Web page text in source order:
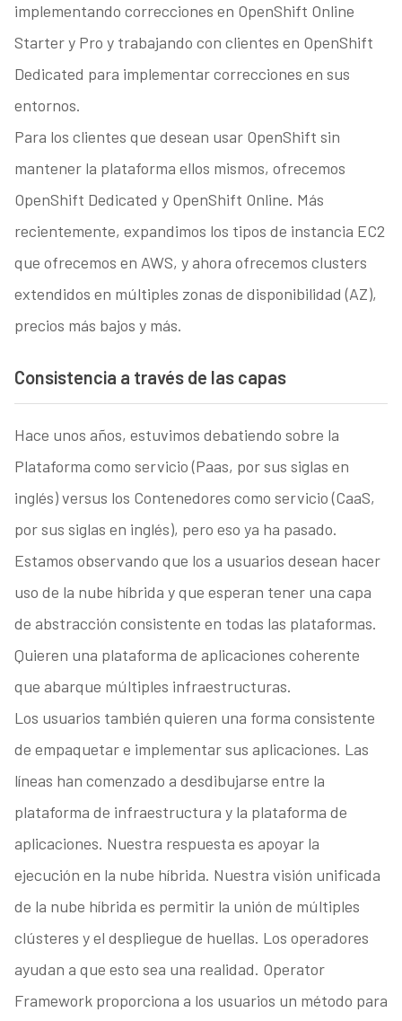
implementando correcciones en OpenShift Online
Starter y Pro y trabajando con clientes en OpenShift
Dedicated para implementar correcciones en sus
entornos.
Para los clientes que desean usar OpenShift sin
mantener la plataforma ellos mismos, ofrecemos
OpenShift Dedicated y OpenShift Online. Más
recientemente, expandimos los tipos de instancia EC2
que ofrecemos en AWS, y ahora ofrecemos clusters
extendidos en múltiples zonas de disponibilidad (AZ),
precios más bajos y más.
Consistencia a través de las capas
Hace unos años, estuvimos debatiendo sobre la
Plataforma como servicio (Paas, por sus siglas en
inglés) versus los Contenedores como servicio (CaaS,
por sus siglas en inglés), pero eso ya ha pasado.
Estamos observando que los a usuarios desean hacer
uso de la nube híbrida y que esperan tener una capa
de abstracción consistente en todas las plataformas.
Quieren una plataforma de aplicaciones coherente
que abarque múltiples infraestructuras.
Los usuarios también quieren una forma consistente
de empaquetar e implementar sus aplicaciones. Las
líneas han comenzado a desdibujarse entre la
plataforma de infraestructura y la plataforma de
aplicaciones. Nuestra respuesta es apoyar la
ejecución en la nube híbrida. Nuestra visión unificada
de la nube híbrida es permitir la unión de múltiples
clústeres y el despliegue de huellas. Los operadores
ayudan a que esto sea una realidad. Operator
Framework proporciona a los usuarios un método para